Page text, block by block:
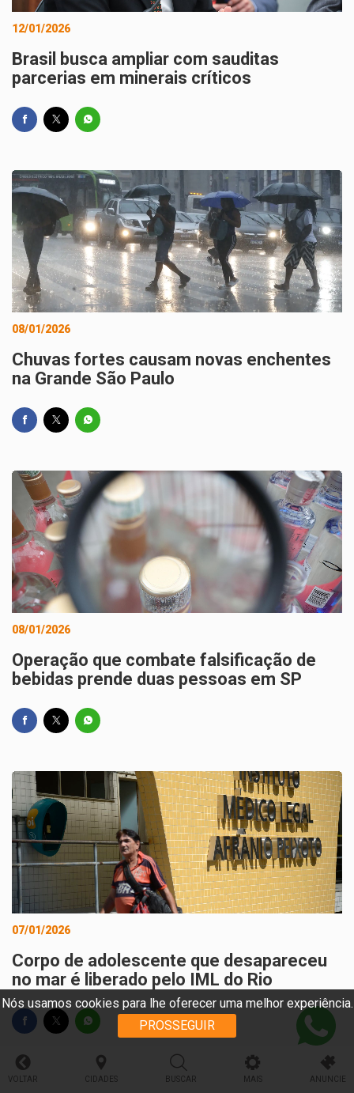
Nós usamos cookies para lhe oferecer uma melhor experiência.
PROSSEGUIR
12/01/2026
Brasil busca ampliar com sauditas
parcerias em minerais críticos
08/01/2026
Chuvas fortes causam novas enchentes
na Grande São Paulo
08/01/2026
Operação que combate falsificação de
bebidas prende duas pessoas em SP
07/01/2026
Corpo de adolescente que desapareceu
no mar é liberado pelo IML do Rio
VOLTAR CIDADES BUSCAR MAIS ANUNCIE